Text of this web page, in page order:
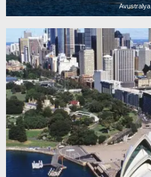
Avustralya